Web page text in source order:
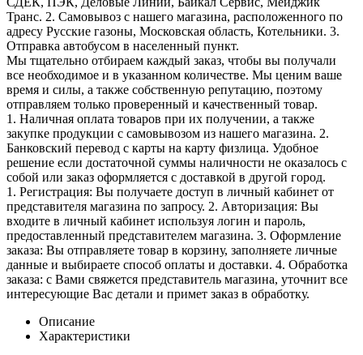
Транс. 2. Самовывоз с нашего магазина, расположенного по
адресу Русские газоны, Московская область, Котельники. 3.
Отправка автобусом в населенный пункт.
Мы тщательно отбираем каждый заказ, чтобы вы получали
все необходимое и в указанном количестве. Мы ценим ваше
время и силы, а также собственную репутацию, поэтому
отправляем только проверенный и качественный товар.
1. Наличная оплата товаров при их получении, а также
закупке продукции с самовывозом из нашего магазина. 2.
Банковский перевод с карты на карту физлица. Удобное
решение если достаточной суммы наличности не оказалось с
собой или заказ оформляется с доставкой в другой город.
1. Регистрация: Вы получаете доступ в личный кабинет от
представителя магазина по запросу. 2. Авторизация: Вы
входите в личный кабинет используя логин и пароль,
предоставленный представителем магазина. 3. Оформление
заказа: Вы отправляете товар в корзину, заполняете личные
данные и выбираете способ оплаты и доставки. 4. Обработка
заказа: с Вами свяжется представитель магазина, уточнит все
интересующие Вас детали и примет заказ в обработку.
Описание
Характеристики